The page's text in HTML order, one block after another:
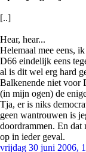
[..]
Hear, hear...
Helemaal mee eens,
D66 eindelijk eens
al is dit wel erg hard
Balkenende niet voor
(in mijn ogen) de
Tja, er is niks
geen wantrouwen is
doordrammen. En dat
op in ieder geval.
vrijdag 30 juni 2006,